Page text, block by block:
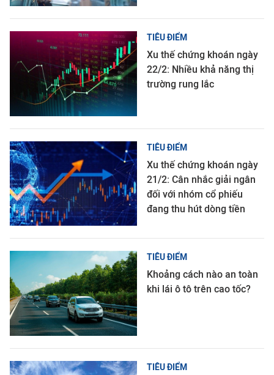
TIÊU ĐIỂM
Xu thế chứng khoán ngày
22/2: Nhiều khả năng thị
trường rung lắc
TIÊU ĐIỂM
Xu thế chứng khoán ngày
21/2: Cân nhắc giải ngân
đối với nhóm cổ phiếu
đang thu hút dòng tiền
TIÊU ĐIỂM
Khoảng cách nào an toàn
khi lái ô tô trên cao tốc?
TIÊU ĐIỂM